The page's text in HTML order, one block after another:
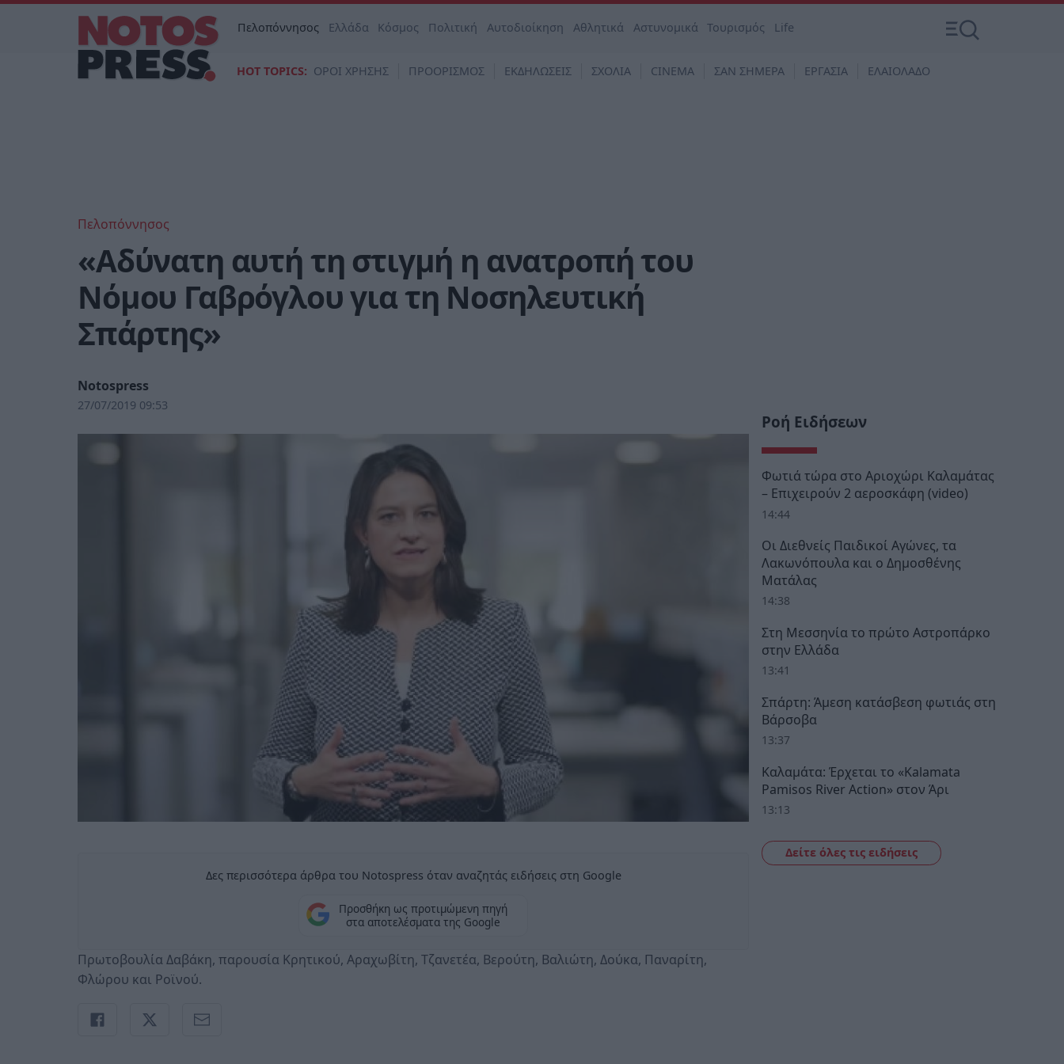
Πελοπόννησος Ελλάδα Κόσμος Πολιτική Αυτοδιοίκηση Αθλητικά Αστυνομικά Τουρισμός Life
HOT TOPICS: ΟΡΟΙ ΧΡΗΣΗΣ ΠΡΟΟΡΙΣΜΟΣ ΕΚΔΗΛΩΣΕΙΣ ΣΧΟΛΙΑ CINEMA ΣΑΝ ΣΗΜΕΡΑ ΕΡΓΑΣΙΑ ΕΛΑΙΟΛΑΔΟ
Πελοπόννησος
«Αδύνατη αυτή τη στιγμή η ανατροπή του
Νόμου Γαβρόγλου για τη Νοσηλευτική
Σπάρτης»
Notospress
27/07/2019 09:53
Δες περισσότερα άρθρα του Notospress όταν αναζητάς ειδήσεις στη Google
Προσθήκη ως προτιμώμενη πηγή
στα αποτελέσματα της Google
Πρωτοβουλία Δαβάκη, παρουσία Κρητικού, Αραχωβίτη, Τζανετέα, Βερούτη, Βαλιώτη, Δούκα, Παναρίτη,
Φλώρου και Ροϊνού.
Ροή Ειδήσεων
Φωτιά τώρα στο Αριοχώρι Καλαμάτας
– Επιχειρούν 2 αεροσκάφη (video)
14:44
Οι Διεθνείς Παιδικοί Αγώνες, τα
Λακωνόπουλα και ο Δημοσθένης
Ματάλας
14:38
Στη Μεσσηνία το πρώτο Αστροπάρκο
στην Ελλάδα
13:41
Σπάρτη: Άμεση κατάσβεση φωτιάς στη
Βάρσοβα
13:37
Καλαμάτα: Έρχεται το «Kalamata
Pamisos River Action» στον Άρι
13:13
Δείτε όλες τις ειδήσεις